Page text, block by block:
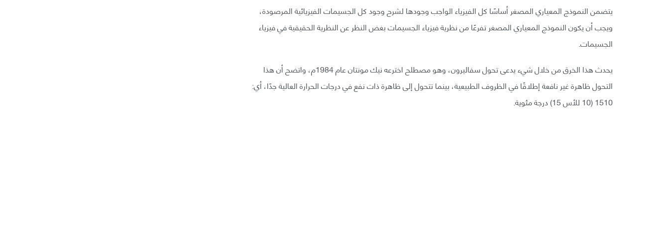
يتضمن النموذج المعياري المصغر أساسًا كل الفيزياء الواجب وجودها لشرح وجود كل الجسيمات الفيزيائية المرصودة،
ويجب أن يكون النموذج المعياري المصغر تفرعًا من نظرية فيزياء الجسيمات بغض النظر عن النظرية الحقيقية في فيزياء
الجسيمات.
يحدث هذا الخرق من خلال شيء يدعى تحول سفاليرون، وهو مصطلح اخترعه نيك مونتان عام 1984م، واتضح أن هذا
التحول ظاهرة غير نافعة إطلاقًا في الظروف الطبيعية، بينما تتحول إلى ظاهرة ذات نفع في درجات الحرارة العالية جدًا، أي:
1510 (10 للأس 15) درجة مئوية.